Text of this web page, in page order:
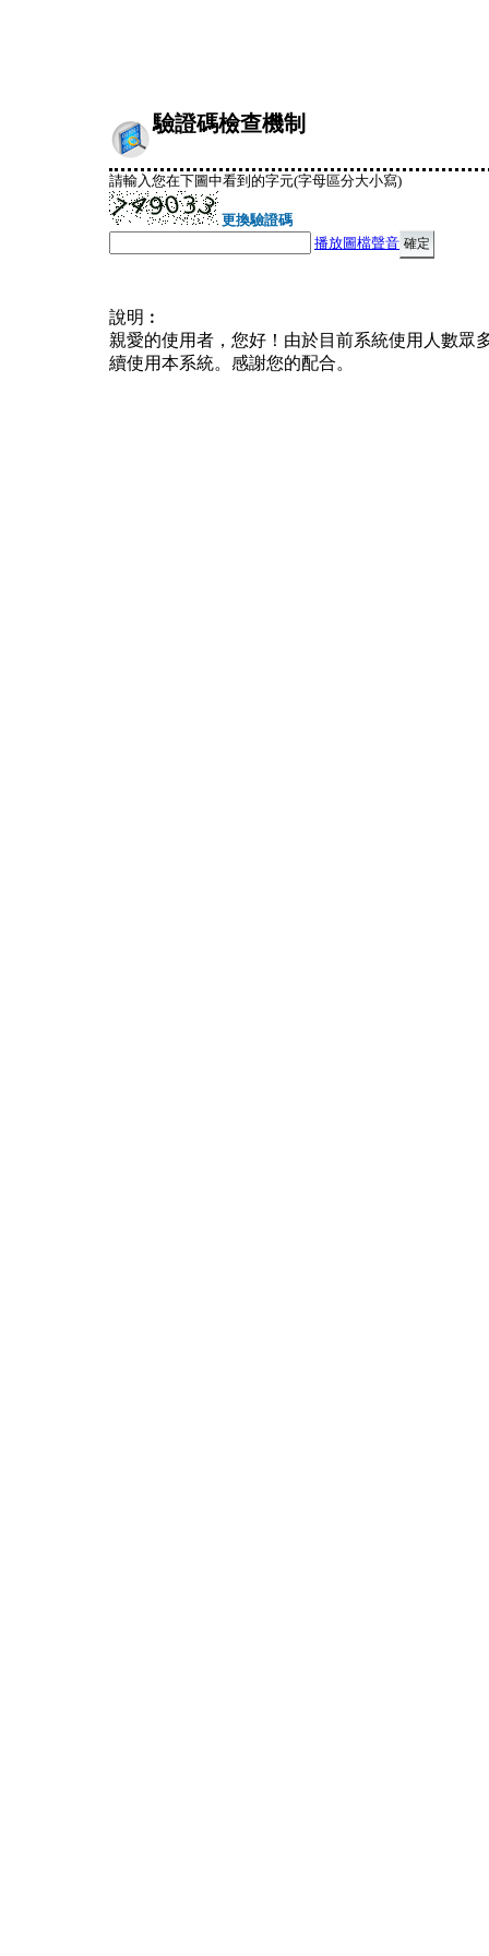
驗證碼檢查機制
請輸入您在下圖中看到的字元(字母區分大小寫)
更換驗證碼
播放圖檔聲音
說明︰
親愛的使用者，您好！由於目前系統使用人數眾
續使用本系統。感謝您的配合。